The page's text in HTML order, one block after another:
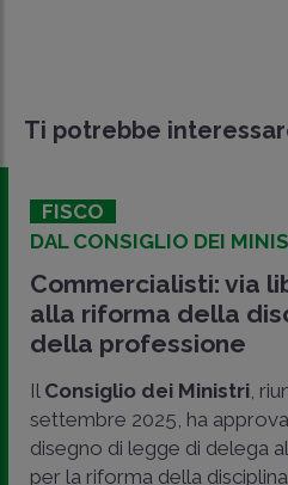
Ti potrebbe
FISCO
DAL CONSIGLIO DEI
Commercialisti: via
alla riforma della
della professione
Il Consiglio dei Ministri,
settembre 2025, ha
disegno di legge di delega
per la riforma della disciplina